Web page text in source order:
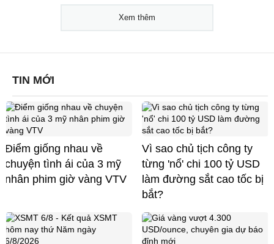
Xem thêm
TIN MỚI
Điểm giống nhau về
chuyện tình ái của 3 mỹ
nhân phim giờ vàng VTV
Vì sao chủ tịch công ty
từng 'nổ' chi 100 tỷ USD
làm đường sắt cao tốc bị
bắt?